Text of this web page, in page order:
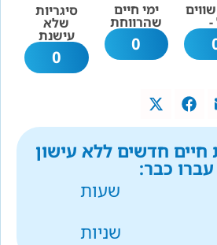
-
ימי חיים
שהרווחת
0
סיגריות
שלא
עישנת
0
חדשים ללא עישון
עברו כבר:
שעות
שניות